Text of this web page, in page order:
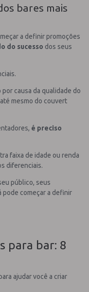
bares mais
a definir promoções
do sucesso dos seus
causa da qualidade do
mesmo do couvert
é preciso
faixa de idade ou renda
diferenciais.
público, seus
pode começar a definir
para bar: 8
ajudar você a criar